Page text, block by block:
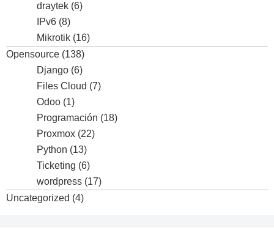
draytek (6)
IPv6 (8)
Mikrotik (16)
Opensource (138)
Django (6)
Files Cloud (7)
Odoo (1)
Programación (18)
Proxmox (22)
Python (13)
Ticketing (6)
wordpress (17)
Uncategorized (4)